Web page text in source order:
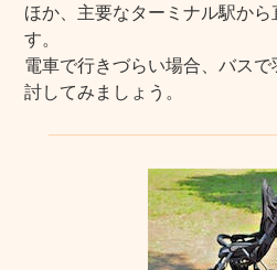
ほか、主要なターミナル駅か
す。
電車で行きづらい場合、バス
討してみましょう。